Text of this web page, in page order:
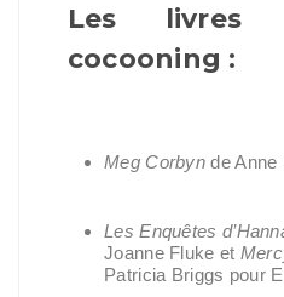
Les livres
cocooning :
Meg Corbyn de Anne
Les Enquêtes
Joanne Fluke et
Patricia Briggs pour